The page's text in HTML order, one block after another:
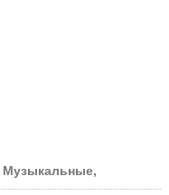
Музыкальные,